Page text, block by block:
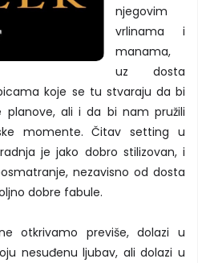
njegovim
vrlinama i
manama,
uz dosta
koje se tu stvaraju da bi
planove, ali i da bi nam pružili
momente. Čitav setting u
je jako dobro stilizovan, i
nezavisno od dosta
dobre fabule.
otkrivamo previše, dolazi u
nesuđenu ljubav, ali dolazi u